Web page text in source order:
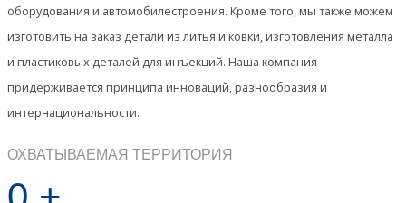
оборудования и автомобилестроения. Кроме того, мы также можем
изготовить на заказ детали из литья и ковки, изготовления металла
и пластиковых деталей для инъекций. Наша компания
придерживается принципа инноваций, разнообразия и
интернациональности.
ОХВАТЫВАЕМАЯ ТЕРРИТОРИЯ